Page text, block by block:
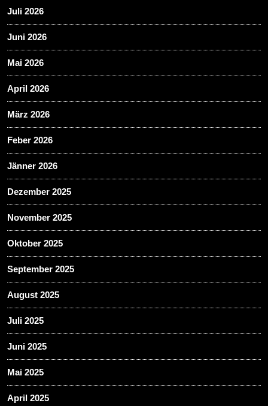
Juli 2026
Juni 2026
Mai 2026
April 2026
März 2026
Feber 2026
Jänner 2026
Dezember 2025
November 2025
Oktober 2025
September 2025
August 2025
Juli 2025
Juni 2025
Mai 2025
April 2025